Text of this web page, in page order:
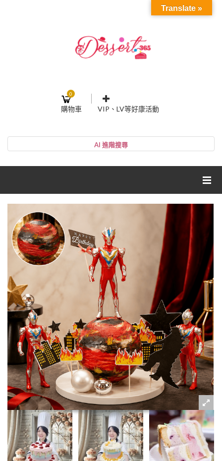
0
購物車 VIP、LV等好康活動
帳號
記住我
忘記密碼 註冊
網紅媽咪蛋糕心得分享
粉絲好康
加入甜點廚師接單平台
Translate »